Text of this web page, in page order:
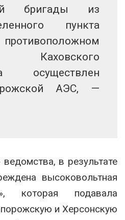
бригады из
пункта
осуществлен
АЭС, —
в результате
высоковольтная
которая подавала
и Херсонскую